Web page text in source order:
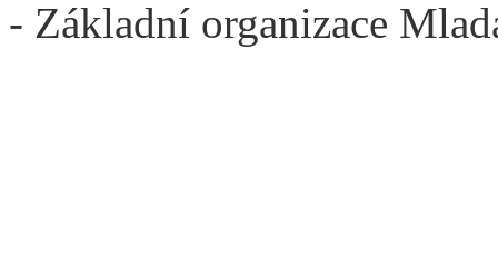
- Základní organizace